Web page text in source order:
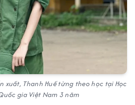
xuất, Thanh Huế từng theo học tại Học
gia Việt Nam 3 năm